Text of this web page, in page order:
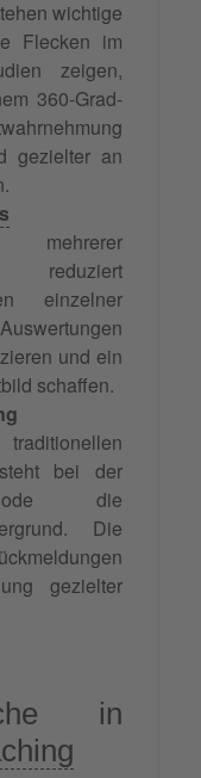
wichtige
Flecken im
zeigen,
360-Grad-
gezielter an
mehrerer
reduziert
einzelner
und ein
schaffen.
steht bei der
die
Die
gezielter
in